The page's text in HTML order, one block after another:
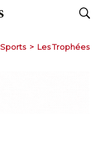
Sports > Les Trophées